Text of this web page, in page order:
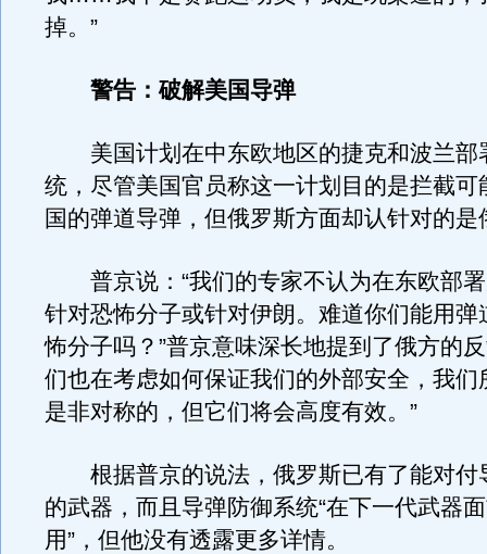
掉。”
警告：破解美国导弹
美国计划在中东欧地区的捷克和波兰部
统，尽管美国官员称这一计划目的是拦截可
国的弹道导弹，但俄罗斯方面却认针对的是
普京说：“我们的专家不认为在东欧部署
针对恐怖分子或针对伊朗。难道你们能用弹
怖分子吗？”普京意味深长地提到了俄方的
们也在考虑如何保证我们的外部安全，我们
是非对称的，但它们将会高度有效。”
根据普京的说法，俄罗斯已有了能对付
的武器，而且导弹防御系统“在下一代武器
用”，但他没有透露更多详情。